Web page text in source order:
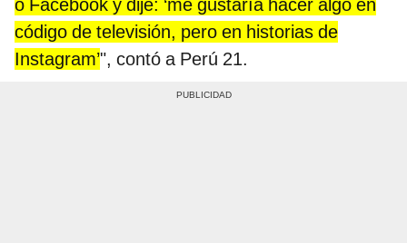
o Facebook y dije: ‘me gustaría hacer algo en
código de televisión, pero en historias de
Instagram’", contó a Perú 21.